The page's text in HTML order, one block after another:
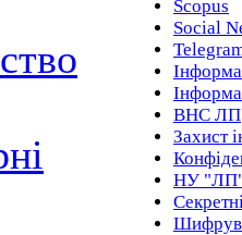
Scopus
Social
ВНС ЛП
Захист
НУ